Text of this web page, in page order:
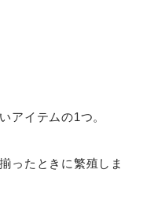
アイテムの1つ。
ったときに繁殖しま